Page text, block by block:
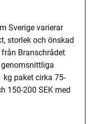
Sverige varierar
storlek och önskad
Branschrådet
kg paket cirka 75-
150-200 SEK med